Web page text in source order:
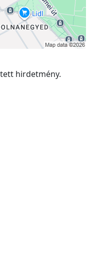
hirdetmény.